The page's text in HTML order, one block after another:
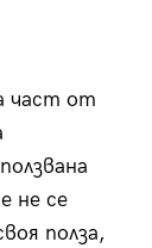
част от
не се
полза,